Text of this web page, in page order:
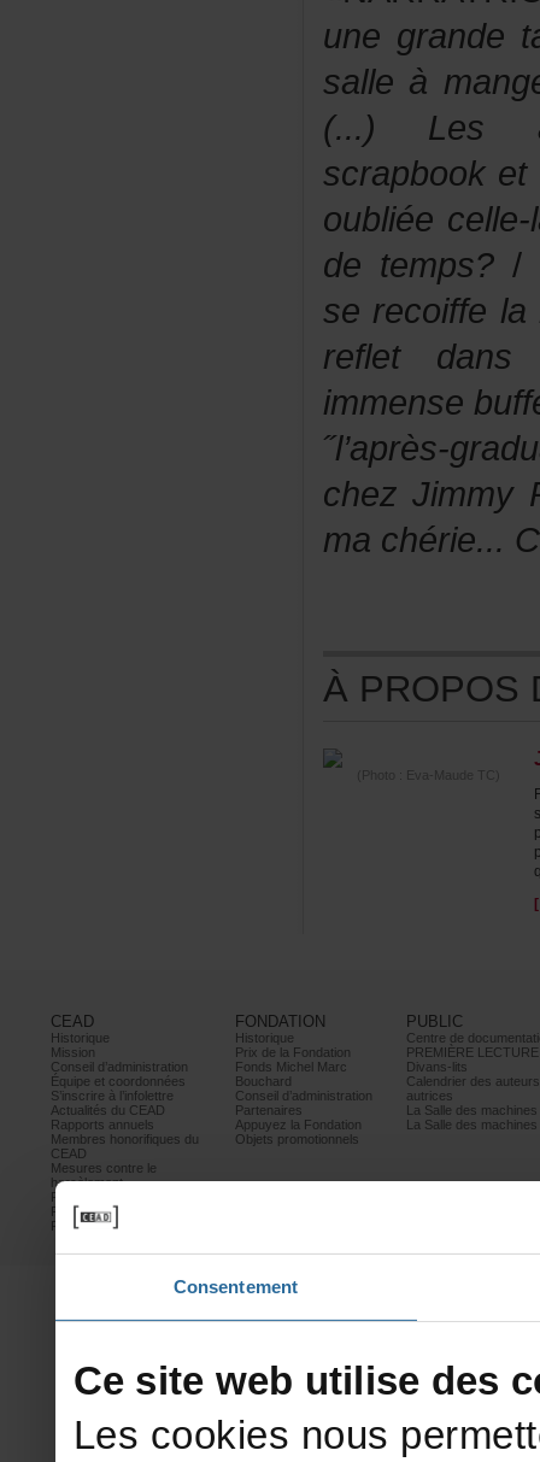
Consentement
detemps?/
˝l’après-
(Photo:Eva-MaudeTC)
CEAD
Historique
Mission
Conseild’administration
Équipeetcoordonnées
S’inscrireàl’infolettre
ActualitésduCEAD
Rapportsannuels
Membreshonorifiquesdu
CEAD
Mesurescontrele
harcèlement
Politiquedeconfidentialité
Prixetconcours
Partenaires
FONDATION
Historique
PrixdelaFondation
FondsMichelMarc
Bouchard
Conseild’administration
Partenaires
AppuyezlaFondation
Objetspromotionnels
PUBLIC
PREMIÈRELECTURE
Divans-lits
autrices